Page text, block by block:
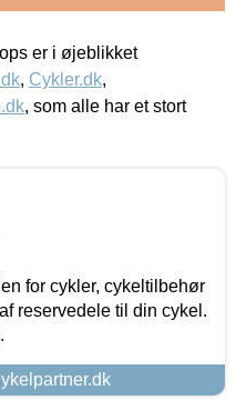
er i øjeblikket
, Cykler.dk,
, som alle har et stort
for cykler, cykeltilbehør
reservedele til din cykel.